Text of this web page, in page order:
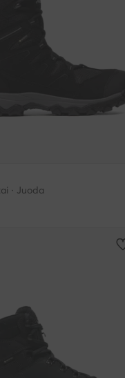
· Juoda